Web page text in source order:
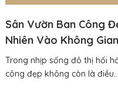
Sân Vườn Ban Công
Nhiên Vào Không
Trong nhịp sống đô thị hối
công đẹp không còn là điều...